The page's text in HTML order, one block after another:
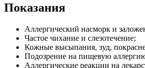
Показания
Аллергический насморк и
Частое чихание и слезотечение;
Кожные высыпания, зуд,
Подозрение на пищевую
Аллергические реакции на